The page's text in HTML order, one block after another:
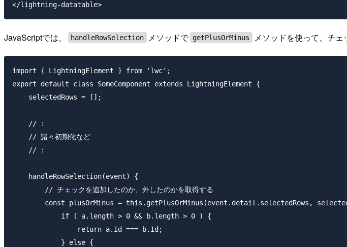
JavaScriptでは、 handleRowSelection メソッドで getPlusOrMinus メソッドを使って、チェ
import { LightningElement } from 'lwc';
export default class SomeComponent extends LightningElement {
    selectedRows = [];
    // :
    // 諸々初期化など
    // :
    handleRowSelection(event) {
        // チェックを追加したのか、外したのかを取得する
const plusOrMinus = this.getPlusOrMinus(event.detail.selectedRows,
            if ( a.length > 0 && b.length > 0 ) {
                return a.Id === b.Id;
            } else {